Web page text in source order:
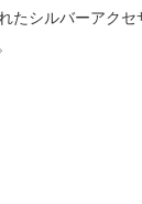
シルバーアクセ